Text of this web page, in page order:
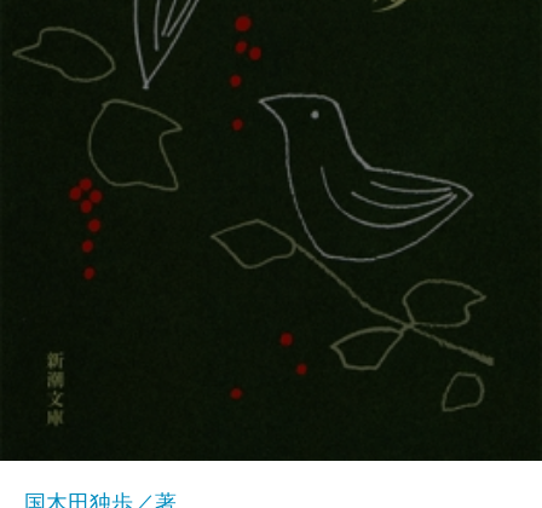
国木田独歩／著